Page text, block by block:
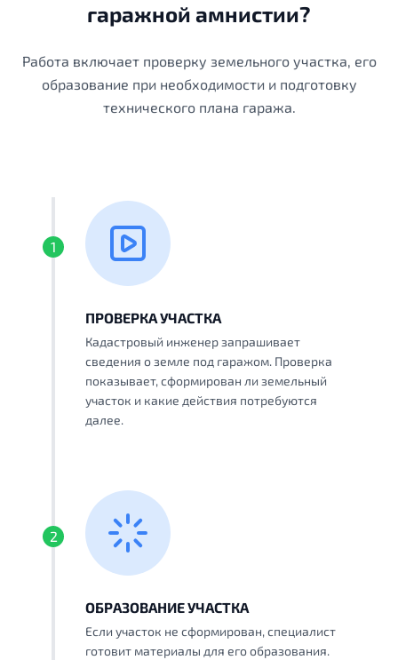
гаражной амнистии?
Работа включает проверку земельного участка, его
образование при необходимости и подготовку
технического плана гаража.
1
ПРОВЕРКА УЧАСТКА
Кадастровый инженер запрашивает
сведения о земле под гаражом. Проверка
показывает, сформирован ли земельный
участок и какие действия потребуются
далее.
2
ОБРАЗОВАНИЕ УЧАСТКА
Если участок не сформирован, специалист
готовит материалы для его образования.